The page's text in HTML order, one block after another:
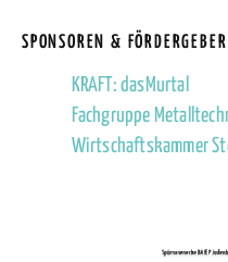
SPONSOREN & FÖRDERGEBER
KRAFT: dasMurtal
Fachgruppe
Wirtschaftskammer